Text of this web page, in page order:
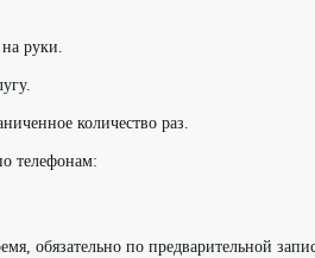
руки.
количество раз.
телефонам:
обязательно по предварительной